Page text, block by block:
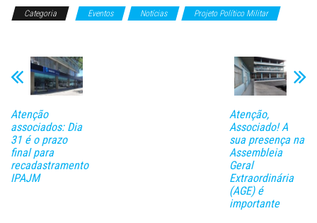
bo tt ail ts m
Categoria Eventos Notícias
Projeto Político Militar
Atenção
associados: Dia
31 é o prazo
final para
recadastramento
IPAJM
Atenção,
Associado! A
sua presença na
Assembleia
Geral
Extraordinária
(AGE) é
importante